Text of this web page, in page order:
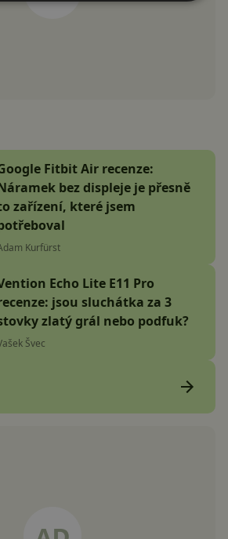
Fitbit Air recenze:
bez displeje je přesně
zařízení, které jsem
Kurfürst
Echo Lite E11 Pro
jsou sluchátka za 3
zlatý grál nebo podfuk?
Švec